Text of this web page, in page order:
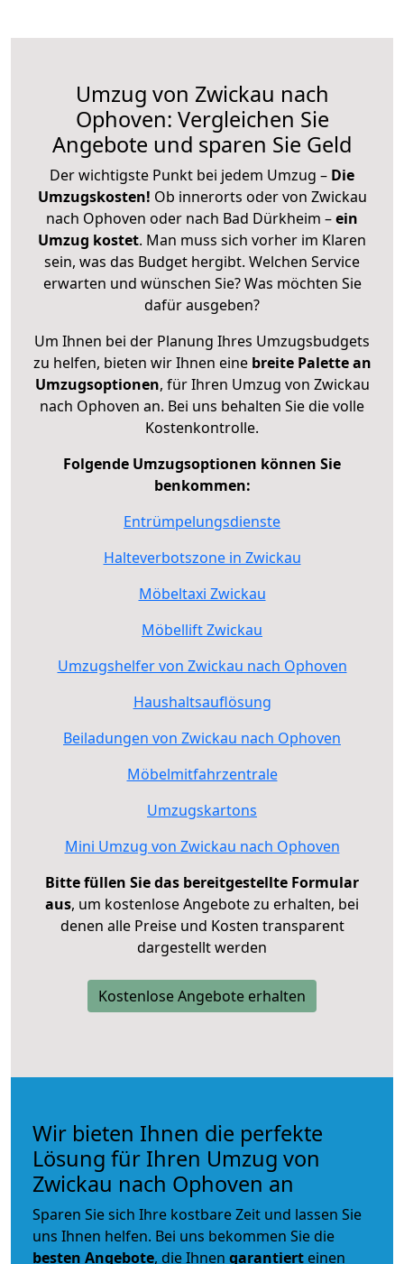
Umzug von Zwickau nach
Ophoven: Vergleichen Sie
Angebote und sparen Sie Geld
Der wichtigste Punkt bei jedem Umzug – Die
Umzugskosten! Ob innerorts oder von Zwickau
nach Ophoven oder nach Bad Dürkheim –ein
Umzug kostet. Man muss sich vorher im Klaren
sein, was das Budget hergibt. Welchen Service
erwarten und wünschen Sie? Was möchten Sie
dafür ausgeben?
Um Ihnen bei der Planung Ihres Umzugsbudgets
zu helfen, bieten wir Ihnen eine breite Palette an
Umzugsoptionen, für Ihren Umzug von Zwickau
nach Ophoven an. Bei uns behalten Sie die volle
Kostenkontrolle.
Folgende Umzugsoptionen können Sie
benkommen:
Entrümpelungsdienste
Halteverbotszone in Zwickau
Möbeltaxi Zwickau
Möbellift Zwickau
Umzugshelfer von Zwickau nach Ophoven
Haushaltsauflösung
Beiladungen von Zwickau nach Ophoven
Möbelmitfahrzentrale
Umzugskartons
Mini Umzug von Zwickau nach Ophoven
Bitte füllen Sie das bereitgestellte Formular
aus, um kostenlose Angebote zu erhalten, bei
denen alle Preise und Kosten transparent
dargestellt werden
Kostenlose Angebote erhalten
Wir bieten Ihnen die perfekte
Lösung für Ihren Umzug von
Zwickau nach Ophoven an
Sparen Sie sich Ihre kostbare Zeit und lassen Sie
uns Ihnen helfen. Bei uns bekommen Sie die
besten Angebote, die Ihnen garantiert einen